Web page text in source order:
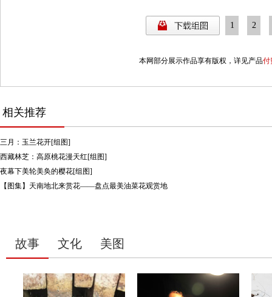
1 2
本网部分展示作品享有版权，详见产品付
相关推荐
三月：玉兰花开[组图]
西藏林芝：高原桃花漫天红[组图]
夜幕下美轮美奂的樱花[组图]
【图集】天南地北来赏花——盘点最美油菜花观赏地